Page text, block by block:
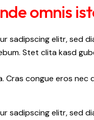
omnis
sadipscing elitr, sed
Stet clita kasd
Cras congue eros
sadipscing elitr, sed